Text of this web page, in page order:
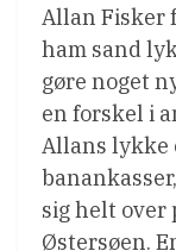
Allan Fisker
ham sand
gøre noget
en forskel i
Allans lykke
sig helt over
Østersøen.